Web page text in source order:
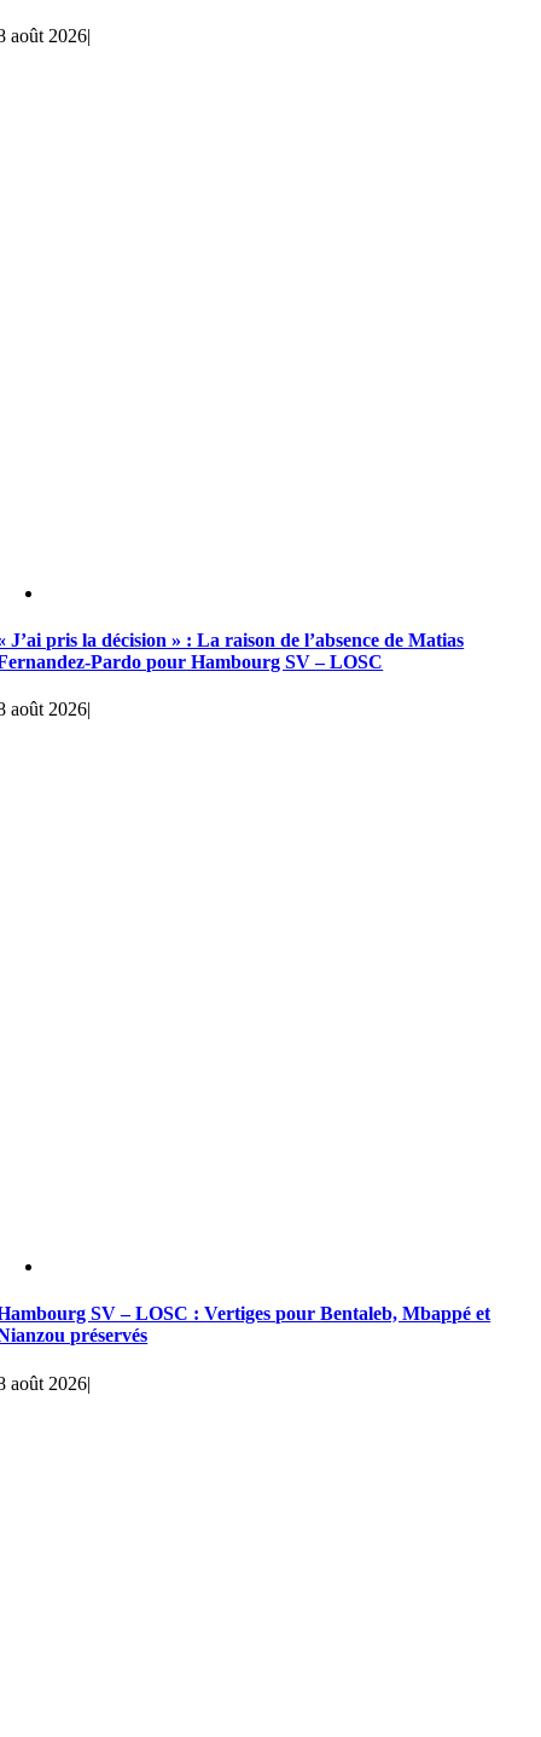
août 2026|
J’ai pris la décision » : La raison de l’absence de Matias
Pardo pour Hambourg SV – LOSC
août 2026|
SV – LOSC : Vertiges pour Bentaleb, Mbappé et
préservés
août 2026|